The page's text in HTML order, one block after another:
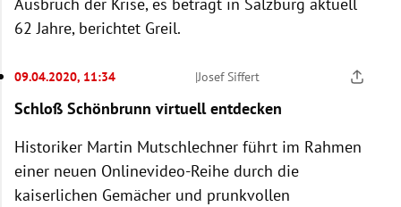
Ausbruch der Krise, es beträgt in Salzburg aktuell
62 Jahre, berichtet Greil.
09.04.2020, 11:34 |Josef Siffert
Schloß Schönbrunn virtuell entdecken
Historiker Martin Mutschlechner führt im Rahmen
einer neuen Onlinevideo-Reihe durch die
kaiserlichen Gemächer und prunkvollen